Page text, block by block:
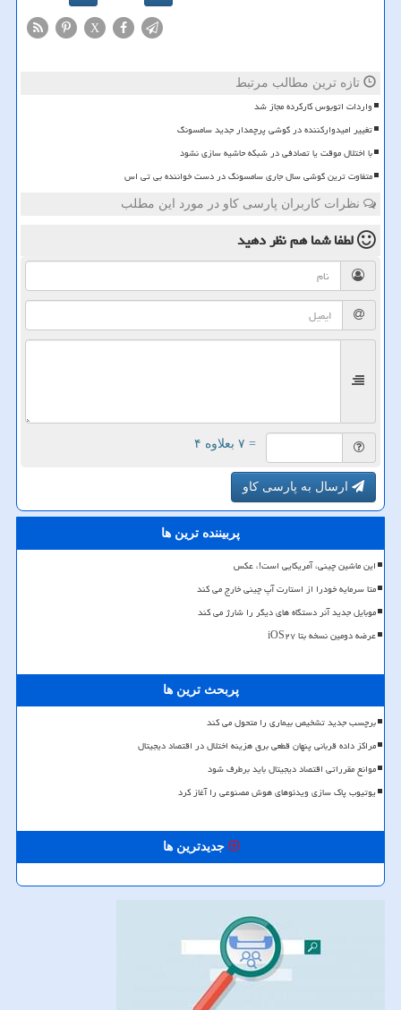
X
تازه ترین مطالب مرتبط
واردات اتوبوس کارکرده مجاز شد
تغییر امیدوارکننده در گوشی پرچمدار جدید سامسونگ
با اختلال موقت یا تصادفی در شبکه حاشیه سازی نشود
متفاوت ترین گوشی سال جاری سامسونگ در دست خواننده بی تی اس
نظرات کاربران پارسی کاو در مورد این مطلب
لطفا شما همنظر دهید
= ۷ بعلاوه ۴
ارسال به پارسی کاو
پربیننده ترین ها
این ماشین چینی، آمریکایی است!، عکس
متا سرمایه خودرا از استارت آپ چینی خارج می کند
موبایل جدید آنر دستگاه های دیگر را شارژ می کند
عرضه دومین نسخه بتا iOS۲۷
پربحث ترین ها
برچسب جدید تشخیص بیماری را متحول می کند
مراکز داده قربانی پنهان قطعی برق هزینه اختلال در اقتصاد دیجیتال
موانع مقرراتی اقتصاد دیجیتال باید برطرف شود
یوتیوب پاک سازی ویدئوهای هوش مصنوعی را آغاز کرد
جدیدترین ها